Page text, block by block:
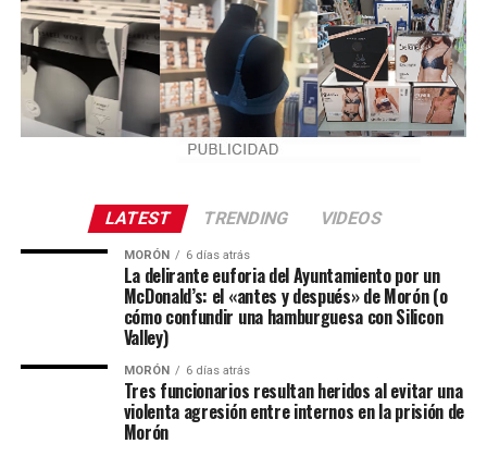
LATEST TRENDING VIDEOS
MORÓN 6 días atrás
La delirante euforia del Ayuntamiento por un
McDonald’s: el «antes y después» de Morón (o
cómo confundir una hamburguesa con Silicon
Valley)
MORÓN 6 días atrás
Tres funcionarios resultan heridos al evitar una
violenta agresión entre internos en la prisión de
Morón